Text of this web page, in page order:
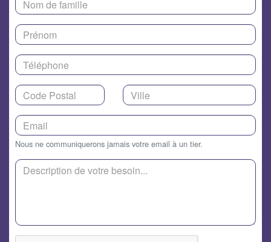
Nous ne communiquerons jamais votre email à un tier.